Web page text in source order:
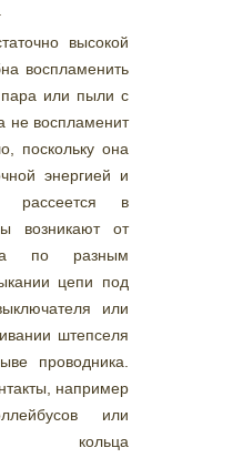
высокой
воспламенить
пара или пыли с
не воспламенит
поскольку она
энергией и
рассеется в
возникают от
по разным
цепи под
или
штепселя
проводника.
например
или
кольца